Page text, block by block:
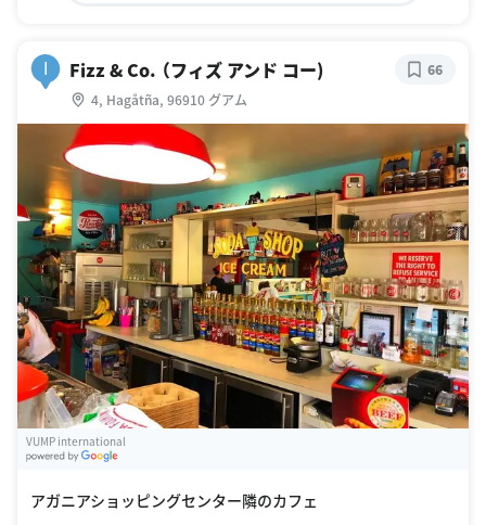
I Fizz & Co. （フィズ アンド コー)
4, Hagåtña, 96910 グアム
66
VUMP international
アガニアショッピングセンター隣のカフェ